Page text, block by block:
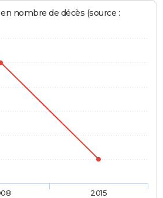
nombre de décès (source :
2015